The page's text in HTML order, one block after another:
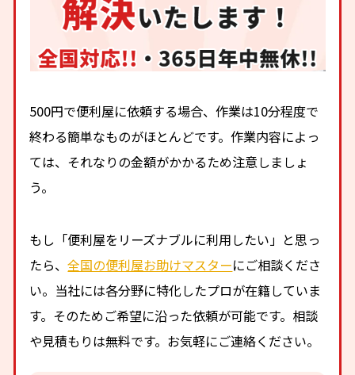
500円で便利屋に依頼する場合、作業は10分程度で
終わる簡単なものがほとんどです。作業内容によっ
ては、それなりの金額がかかるため注意しましょ
う。
もし「便利屋をリーズナブルに利用したい」と思っ
たら、全国の便利屋お助けマスターにご相談くださ
い。当社には各分野に特化したプロが在籍していま
す。そのためご希望に沿った依頼が可能です。相談
や見積もりは無料です。お気軽にご連絡ください。